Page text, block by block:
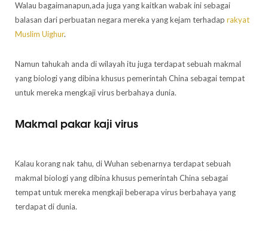
Walau bagaimanapun,ada juga yang kaitkan wabak ini sebagai
balasan dari perbuatan negara mereka yang kejam terhadap rakyat
Muslim Uighur.
Namun tahukah anda di wilayah itu juga terdapat sebuah makmal
yang biologi yang dibina khusus pemerintah China sebagai tempat
untuk mereka mengkaji virus berbahaya dunia.
Makmal pakar kaji virus
Kalau korang nak tahu, di Wuhan sebenarnya terdapat sebuah
makmal biologi yang dibina khusus pemerintah China sebagai
tempat untuk mereka mengkaji beberapa virus berbahaya yang
terdapat di dunia.